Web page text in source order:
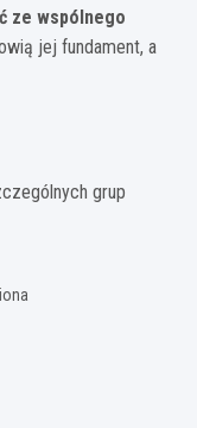
ze wspólnego
jej fundament, a
grup